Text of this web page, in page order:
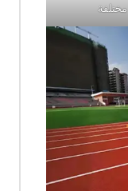
مختلفة